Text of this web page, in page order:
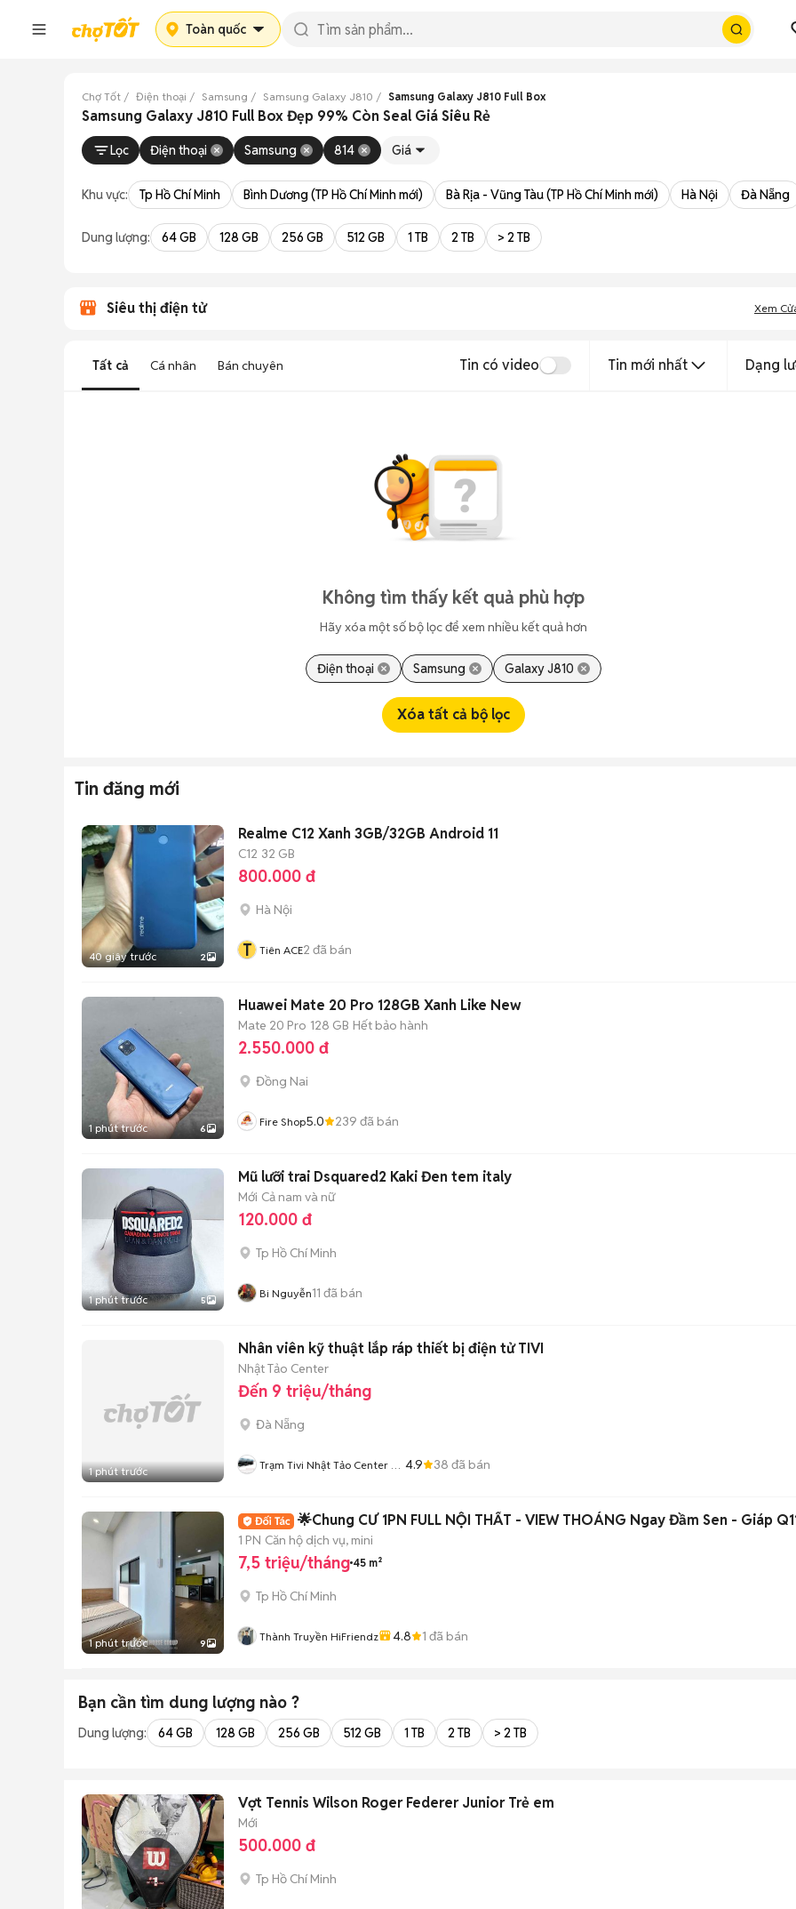
Toàn quốc
Chợ Tốt Điện thoại Samsung Samsung Galaxy J810 Samsung Galaxy J810 Full Box
Samsung Galaxy J810 Full Box Đẹp 99% Còn Seal Giá Siêu Rẻ
Lọc Điện thoại Samsung 814 Giá
Khu vực: Tp Hồ Chí Minh Bình Dương (TP Hồ Chí Minh mới) Bà Rịa - Vũng Tàu (TP Hồ Chí Minh mới) Hà Nội Đà Nẵng
Dung lượng: 64 GB 128 GB 256 GB 512 GB 1 TB 2 TB > 2 TB
Siêu thị điện tử Xem
Tất cả Cá nhân Bán chuyên Tin có video Tin mới nhất Dạng
Không tìm thấy kết quả phù hợp
Hãy xóa một số bộ lọc để xem nhiều kết quả hơn
Điện thoại Samsung Galaxy J810
Xóa tất cả bộ lọc
Tin đăng mới
40 giây trước 2
Realme C12 Xanh 3GB/32GB Android 11
C12 32 GB
800.000 đ
Hà Nội
T Tiên ACE2 đã bán
1 phút trước 6
Huawei Mate 20 Pro 128GB Xanh Like New
Mate 20 Pro 128 GB Hết bảo hành
2.550.000 đ
Đồng Nai
Fire Shop5.0 239 đã bán
1 phút trước 5
Mũ lưỡi trai Dsquared2 Kaki Đen tem italy
Mới Cả nam và nữ
120.000 đ
Tp Hồ Chí Minh
Bi Nguyễn11 đã bán
1 phút trước
Nhân viên kỹ thuật lắp ráp thiết bị điện tử TIVI
Nhật Tảo Center
Đến 9 triệu/tháng
Đà Nẵng
Trạm Tivi Nhật Tảo Center Đà 4.9 38 đã bán
1 phút trước 9
🌟Chung CƯ 1PN FULL NỘI THẤT - VIEW THOÁNG Ngay Đầm Sen - Giáp
1 PN Căn hộ dịch vụ, mini
7,5 triệu/tháng 45 m²
Tp Hồ Chí Minh
Thành Truyền HiFriendz 4.8 1 đã bán
Bạn cần tìm dung lượng nào ?
Dung lượng: 64 GB 128 GB 256 GB 512 GB 1 TB 2 TB > 2 TB
Vợt Tennis Wilson Roger Federer Junior Trẻ em
Mới
500.000 đ
Tp Hồ Chí Minh